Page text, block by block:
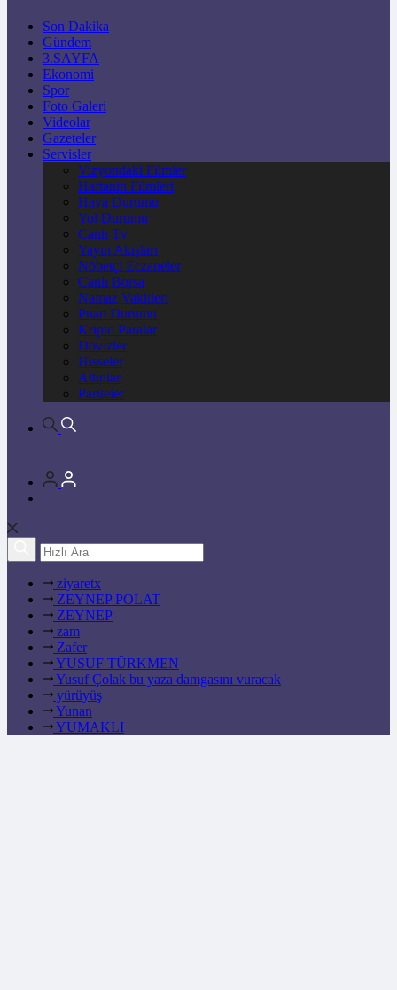
Son Dakika
Gündem
3.SAYFA
Ekonomi
Spor
Foto Galeri
Videolar
Gazeteler
Servisler
Vizyondaki Filmler
Haftanin Filmleri
Hava Durumu
Yol Durumu
Canlı Tv
Yayın Akışları
Nöbetçi Eczaneler
Canlı Borsa
Namaz Vakitleri
Puan Durumu
Kripto Paralar
Dövizler
Hisseler
Altınlar
Pariteler
ziyaretx
ZEYNEP POLAT
ZEYNEP
zam
Zafer
YUSUF TÜRKMEN
Yusuf Çolak bu yaza damgasını vuracak
yürüyüş
Yunan
YUMAKLI